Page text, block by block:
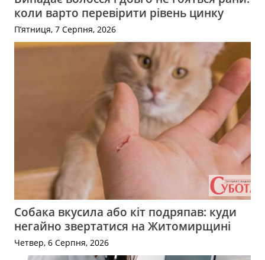
коли варто перевірити рівень цинку
П’ятниця, 7 Серпня, 2026
Собака вкусила або кіт подряпав: куди
негайно звертатися на Житомирщині
Четвер, 6 Серпня, 2026